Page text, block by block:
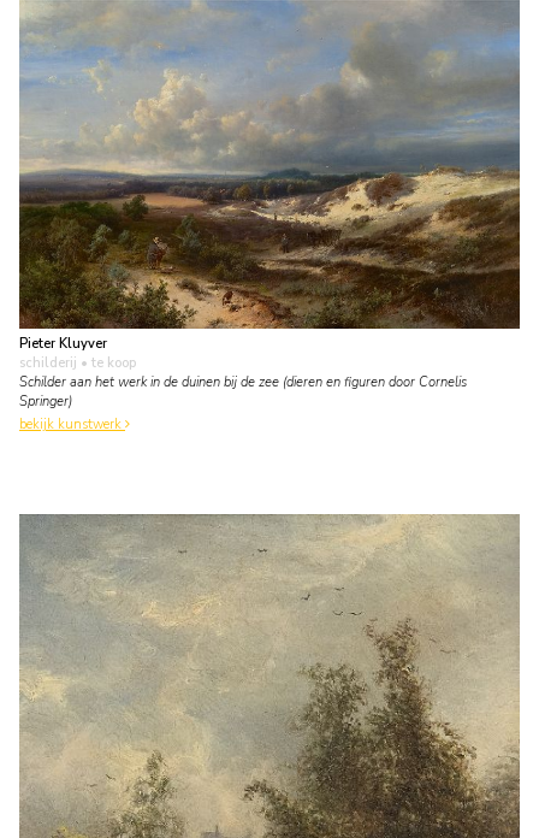
Pieter Kluyver
schilderij • te koop
Schilder aan het werk in de duinen bij de zee (dieren en figuren door Cornelis
Springer)
bekijk kunstwerk